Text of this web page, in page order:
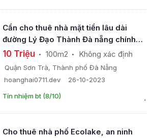
Cần cho thuê nhà mặt tiền lâu dài
đường Lý Đạo Thành Đà nẵng chính
chủ
10 Triệu 100m2 Không xác định
Quận Sơn Trà, Thành phố Đà Nẵng
hoanghai0711.dev
26-10-2023
Tín nhiệm bt (8/10)
Cho thuê nhà phố Ecolake, an ninh